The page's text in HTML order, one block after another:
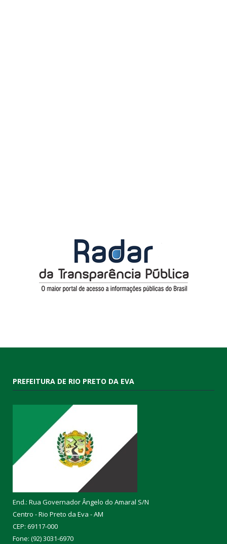
PREFEITURA DE RIO PRETO DA EVA
End.: Rua Governador Ângelo do Amaral S/N
Centro - Rio Preto da Eva - AM
CEP: 69117-000
Fone: (92) 3031-6970